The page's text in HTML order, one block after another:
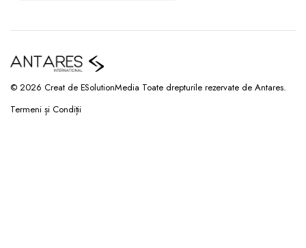
© 2026 Creat de ESolutionMedia Toate drepturile rezervate de Antares.
Termeni și Condiții